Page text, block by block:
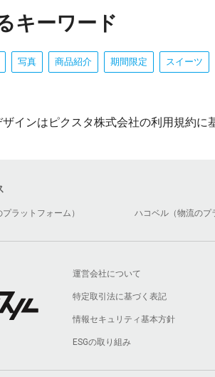
キーワード
写真 商品紹介 期間限定 スイーツ
インはピクスタ株式会社の利用規約に
ラットフォーム） ハコベル（物流のプ
運営会社について
特定取引法に基づく表記
情報セキュリティ基本方針
ESGの取り組み